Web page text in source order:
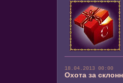
18.04.2013 00:00
Охота за